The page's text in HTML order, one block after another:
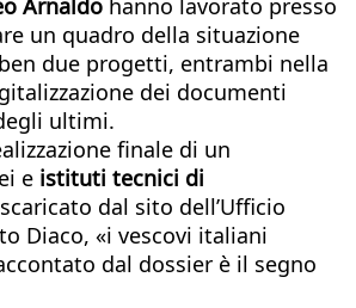
Arnaldo hanno lavorato presso
un quadro della situazione
due progetti, entrambi nella
dei documenti
ultimi.
finale di un
e istituti tecnici di
dal sito dell’Ufficio
Diaco, «i vescovi italiani
dal dossier è il segno